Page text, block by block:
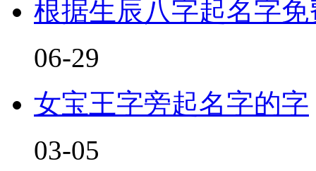
根据生辰八字起名字免
06-29
女宝王字旁起名字的字
03-05